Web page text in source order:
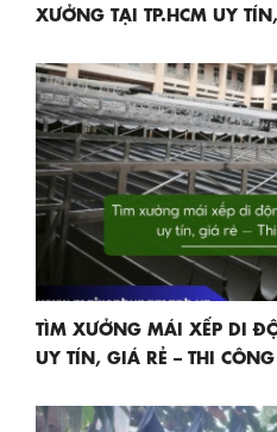
XƯỞNG TẠI TP.HCM UY
TÌM XƯỞNG MÁI XẾP DI
UY TÍN, GIÁ RẺ – THI